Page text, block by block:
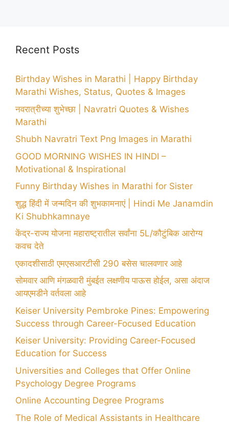
Recent Posts
Birthday Wishes in Marathi | Happy Birthday
Marathi Wishes, Status, Quotes & Images
नवरात्रीच्या शुभेच्छा | Navratri Quotes & Wishes
Marathi
Shubh Navratri Text Png Images in Marathi
GOOD MORNING WISHES IN HINDI –
Motivational & Inspirational
Funny Birthday Wishes in Marathi for Sister
शुद्ध हिंदी में जन्मदिन की शुभकामनाएं | Hindi Me Janamdin
Ki Shubhkamnaye
केंद्र-राज्य योजना महाराष्ट्रातील सर्वांना 5L/कौटुंबिक आरोग्य
कवच देते
एकादशीसाठी एमएसआरटीसी 290 बसेस चालवणार आहे
सोमवार आणि मंगळवारी मुंबईत लक्षणीय पाऊस होईल, असा अंदाज
आयएमडीने वर्तवला आहे
Keiser University Pembroke Pines: Empowering
Success through Career-Focused Education
Keiser University: Providing Career-Focused
Education for Success
Universities and Colleges that Offer Online
Psychology Degree Programs
Online Accounting Degree Programs
The Role of Medical Assistants in Healthcare